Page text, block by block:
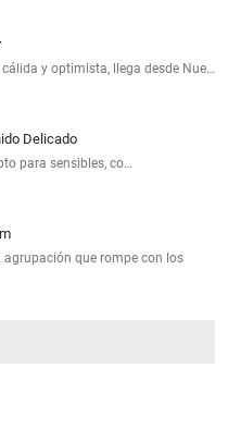
y optimista, llega desde Nue…
Delicado
para sensibles, co…
agrupación que rompe con los